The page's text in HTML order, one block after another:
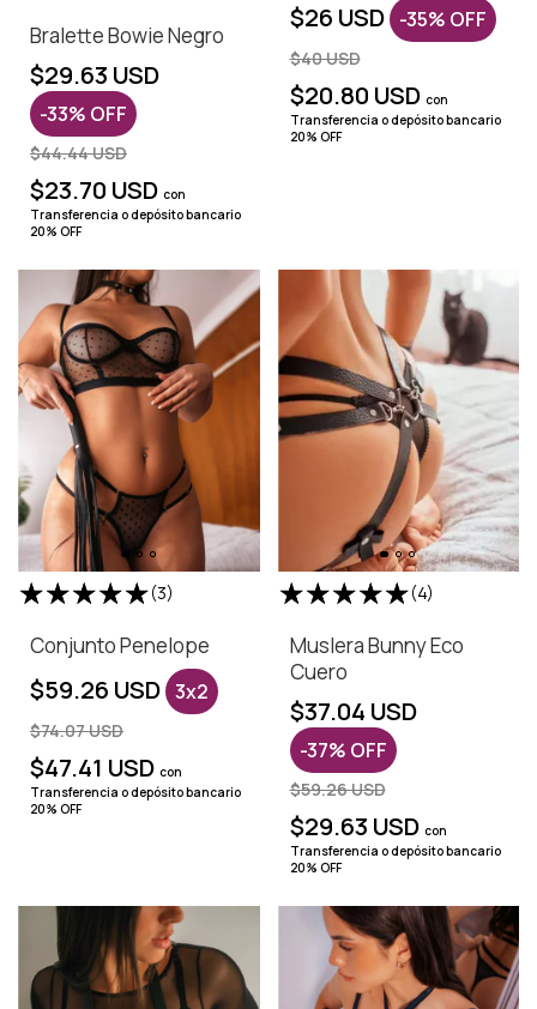
Bralette Bowie Negro
$29.63 USD
-33% OFF
$44.44 USD
$23.70 USD con
Transferencia o depósito bancario
20% OFF
$26 USD -35% OFF
$40 USD
$20.80 USD con
Transferencia o depósito bancario
20% OFF
(3)
Conjunto Penelope
$59.26 USD 3x2
$74.07 USD
$47.41 USD con
Transferencia o depósito bancario
20% OFF
(4)
Muslera Bunny Eco
Cuero
$37.04 USD
-37% OFF
$59.26 USD
$29.63 USD con
Transferencia o depósito bancario
20% OFF